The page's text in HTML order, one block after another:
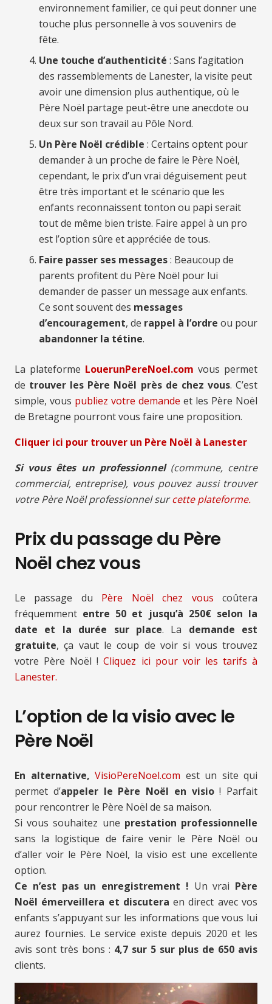
environnement familier, ce qui peut donner une
touche plus personnelle à vos souvenirs de
fête.
Une touche d’authenticité : Sans l’agitation
des rassemblements de Lanester, la visite peut
avoir une dimension plus authentique, où le
Père Noël partage peut-être une anecdote ou
deux sur son travail au Pôle Nord.
Un Père Noël crédible : Certains optent pour
demander à un proche de faire le Père Noël,
cependant, le prix d’un vrai déguisement peut
être très important et le scénario que les
enfants reconnaissent tonton ou papi serait
tout de même bien triste. Faire appel à un pro
est l’option sûre et appréciée de tous.
Faire passer ses messages: Beaucoup de
parents profitent du Père Noël pour lui
demander de passer un message aux enfants.
Ce sont souvent des messages
d’encouragement, de rappel à l’ordre ou pour
abandonner la tétine.
La plateforme LouerunPereNoel.com vous permet
de trouver les Père Noël près de chez vous. C’est
simple, vous publiez votre demande et les Père Noël
de Bretagne pourront vous faire une proposition.
Cliquer ici pour trouver un Père Noël à Lanester
Si vous êtes un professionnel(commune, centre
commercial, entreprise), vous pouvez aussi trouver
votre Père Noël professionnel surcette plateforme.
Prix du passage du Père
Noël chez vous
Le passage du Père Noël chez vous coûtera
fréquemment entre 50 et jusqu’à 250€ selon la
date et la durée sur place. La demande est
gratuite, ça vaut le coup de voir si vous trouvez
votre Père Noël !Cliquez ici pour voir les tarifs à
Lanester.
L’option de la visio avec le
Père Noël
En alternative, VisioPereNoel.com est un site qui
permet d’appeler le Père Noël en visio! Parfait
pour rencontrer le Père Noël de sa maison.
Si vous souhaitez une prestation professionnelle
sans la logistique de faire venir le Père Noël ou
d’aller voir le Père Noël, la visio est une excellente
option.
Ce n’est pas un enregistrement ! Un vrai Père
Noël émerveillera et discutera en direct avec vos
enfants s’appuyant sur les informations que vous lui
aurez fournies. Le service existe depuis 2020 et les
avis sont très bons : 4,7 sur 5 sur plus de 650 avis
clients.